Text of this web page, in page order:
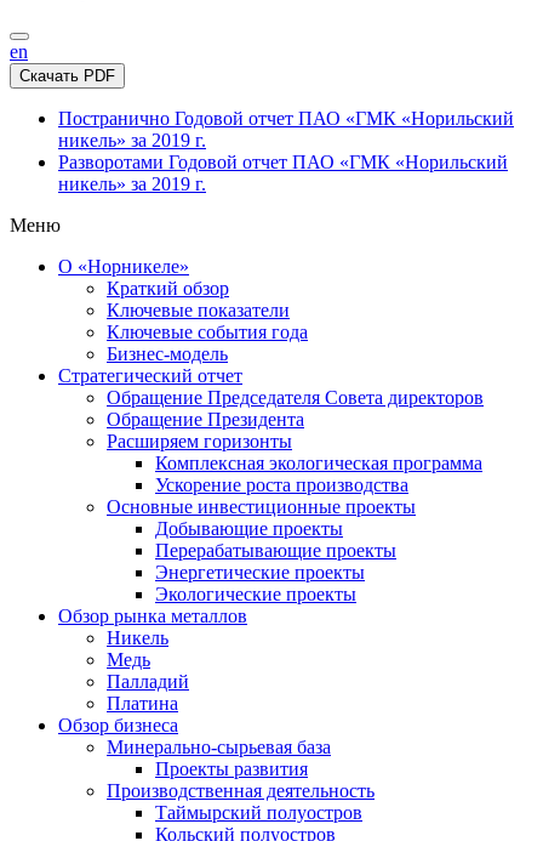
en
Скачать PDF
Постранично Годовой отчет ПАО «ГМК «Норильский
никель» за 2019 г.
Разворотами Годовой отчет ПАО «ГМК «Норильский
никель» за 2019 г.
Меню
О «Норникеле»
Краткий обзор
Ключевые показатели
Ключевые события года
Бизнес-модель
Стратегический отчет
Обращение Председателя Совета директоров
Обращение Президента
Расширяем горизонты
Комплексная экологическая программа
Ускорение роста производства
Основные инвестиционные проекты
Добывающие проекты
Перерабатывающие проекты
Энергетические проекты
Экологические проекты
Обзор рынка металлов
Никель
Медь
Палладий
Платина
Обзор бизнеса
Минерально-сырьевая база
Проекты развития
Производственная деятельность
Таймырский полуостров
Кольский полуостров